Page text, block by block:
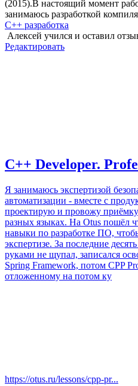
(2015).В настоящий момент
занимаюсь разработкой
C++ разработка
Алексей учился и оставил
Редактировать
C++ Developer.
Я занимаюсь экспертизой
автоматизации - вместе с
проектирую и провожу
разных языках. На Otus пошёл
навыки по разработке ПО,
экспертизе. За последние
руками не щупал, записался
Spring Framework, потом CPP
отложенному на потом ку
https://otus.ru/lessons/cpp-pr...